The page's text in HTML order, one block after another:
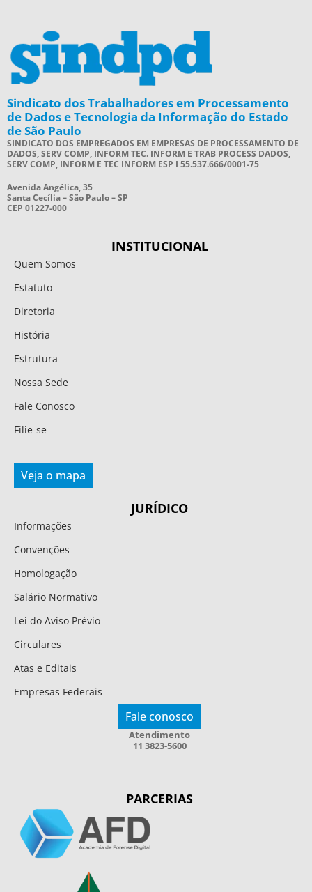
Sindicato dos Trabalhadores em Processamento
de Dados e Tecnologia da Informação do Estado
de São Paulo
SINDICATO DOS EMPREGADOS EM EMPRESAS DE PROCESSAMENTO DE
DADOS, SERV COMP, INFORM TEC. INFORM E TRAB PROCESS DADOS,
SERV COMP, INFORM E TEC INFORM ESP I 55.537.666/0001-75
Avenida Angélica, 35
Santa Cecília – São Paulo – SP
CEP 01227-000
INSTITUCIONAL
Quem Somos
Estatuto
Diretoria
História
Estrutura
Nossa Sede
Fale Conosco
Filie-se
Veja o mapa
JURÍDICO
Informações
Convenções
Homologação
Salário Normativo
Lei do Aviso Prévio
Circulares
Atas e Editais
Empresas Federais
Fale conosco
Atendimento
11 3823-5600
PARCERIAS